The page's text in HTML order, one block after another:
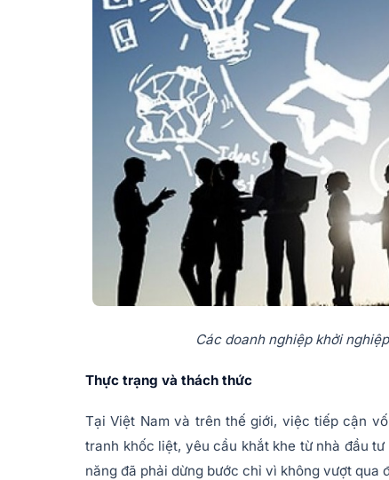
Các doanh nghiệp khởi
Thực trạng và thách thức
Tại Việt Nam và trên thế giới, việc tiếp cận
tranh khốc liệt, yêu cầu khắt khe từ nhà đầu
năng đã phải dừng bước chỉ vì không vượt qua